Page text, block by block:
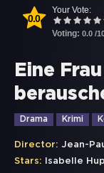
0.0
Your Vote:
Voting: 0.0 /
Eine
Drama Krimi
Director: Jean-
Stars: Isabelle